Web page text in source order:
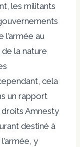
les militants
l’armée au
la nature
cela
un rapport
Amnesty
destiné à
y